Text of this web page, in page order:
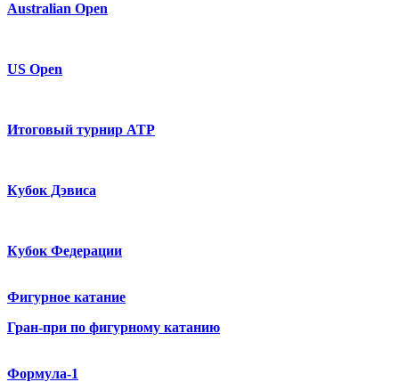
Australian Open
US Open
Итоговый турнир ATP
Кубок Дэвиса
Кубок Федерации
Фигурное катание
Гран-при по фигурному катанию
Формула-1